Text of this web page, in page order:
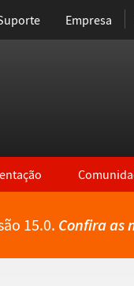
Empresa
15.0. Confira as